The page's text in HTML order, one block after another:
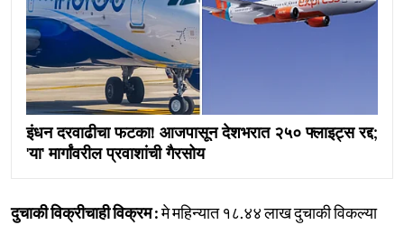
इंधन दरवाढीचा फटका! आजपासून देशभरात २५० फ्लाइट्स रद्द;
'या' मार्गांवरील प्रवाशांची गैरसोय
दुचाकी विक्रीचाही विक्रम :मे महिन्यात १८.४४ लाख दुचाकी विकल्या